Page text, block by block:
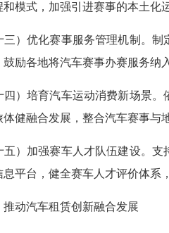
和模式，加强引进赛事的本土化
三）优化赛事服务管理机制。
励各地将汽车赛事办赛服务纳
四）培育汽车运动消费新场景
体健融合发展，整合汽车赛事与
五）加强赛车人才队伍建设。
息平台，健全赛车人才评价体系
推动汽车租赁创新融合发展